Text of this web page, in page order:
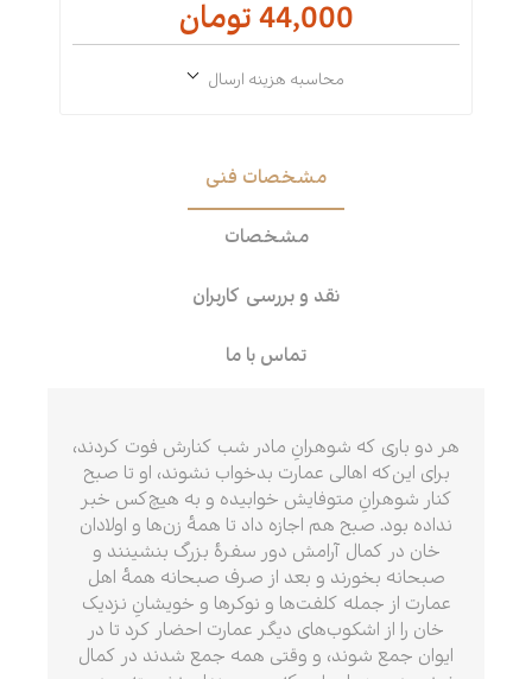
44,000 تومان
محاسبه هزینه ارسال
مشخصات فنی
مشخصات
نقد و بررسی کاربران
تماس با ما
هر دو باری که شوهرانِ مادر شب کنارش فوت کردند،
برای این‌که اهالی عمارت بدخواب نشوند، او تا صبح
کنار شوهرانِ متوفایش خوابیده و به هیچ‌کس خبر
نداده بود. صبح هم اجازه داد تا همهٔ زن‌ها و اولادان
خان در کمال آرامش دور سفرهٔ بزرگ بنشینند و
صبحانه بخورند و بعد از صرف صبحانه همهٔ اهل
عمارت از جمله کلفت‌ها و نوکرها و خویشانِ نزدیک
خان را از اشکوب‌های دیگر عمارت احضار کرد تا در
ایوان جمع شوند، و وقتی همه جمع شدند در کمال